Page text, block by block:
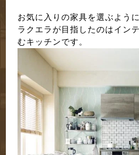
お気に入りの家具を選ぶよう
ラクエラが目指したのはイン
むキッチンです。